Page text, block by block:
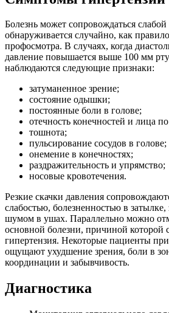
Болезнь может сопровождаться
обнаруживается случайно, как
профосмотра. В случаях, когда
давление повышается выше 100 мм
наблюдаются следующие признаки:
затуманенное зрение;
состояние одышки;
постоянные боли в голове;
отечность конечностей и лица
тошнота;
пульсирование сосудов в голове;
онемение в конечностях;
раздражительность и упрямство;
носовые кровотечения.
Резкие скачки давления
слабостью, болезненностью в
шумом в ушах. Параллельно можно
основной болезни, причиной которой
гипертензия. Некоторые пациенты
ощущают ухудшение зрения, боли в
координации и забывчивость.
Диагностика